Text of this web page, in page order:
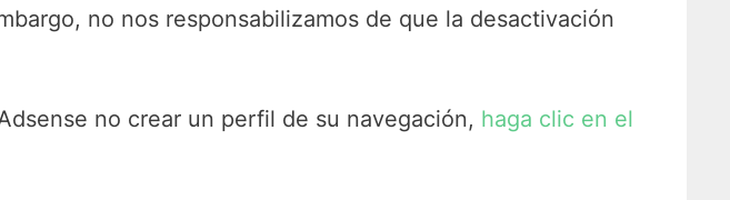
no nos responsabilizamos de que la desactivación
no crear un perfil de su navegación, haga clic en el